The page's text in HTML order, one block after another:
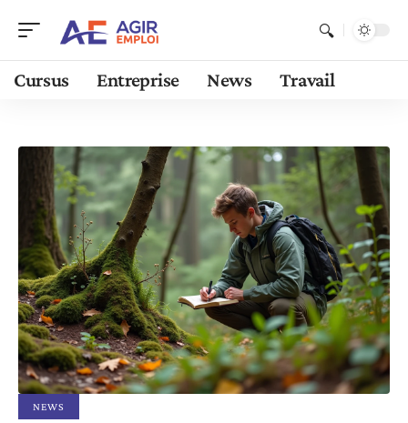
Cursus Entreprise News Travail
NEWS